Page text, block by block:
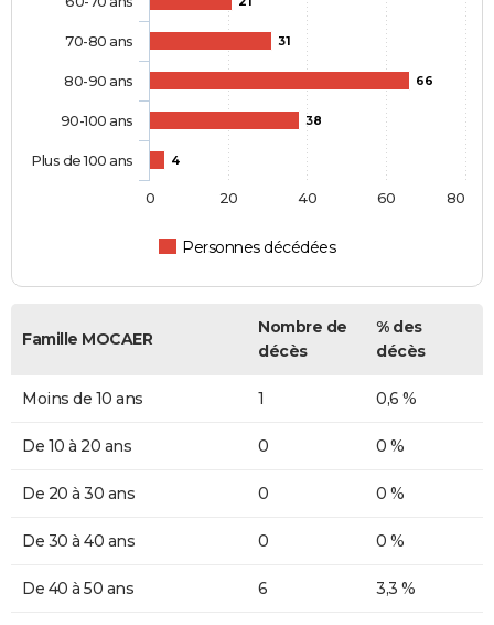
31
66
38
4
Personnes décédées
70-80 ans
80-90 ans
90-100 ans
Plus de 100 ans
0 20 40 60 80
Famille MOCAER
Nombre de
décès
% des
décès
Moins de 10 ans 1 0,6 %
De 10 à 20 ans 0 0 %
De 20 à 30 ans 0 0 %
De 30 à 40 ans 0 0 %
De 40 à 50 ans 6 3,3 %